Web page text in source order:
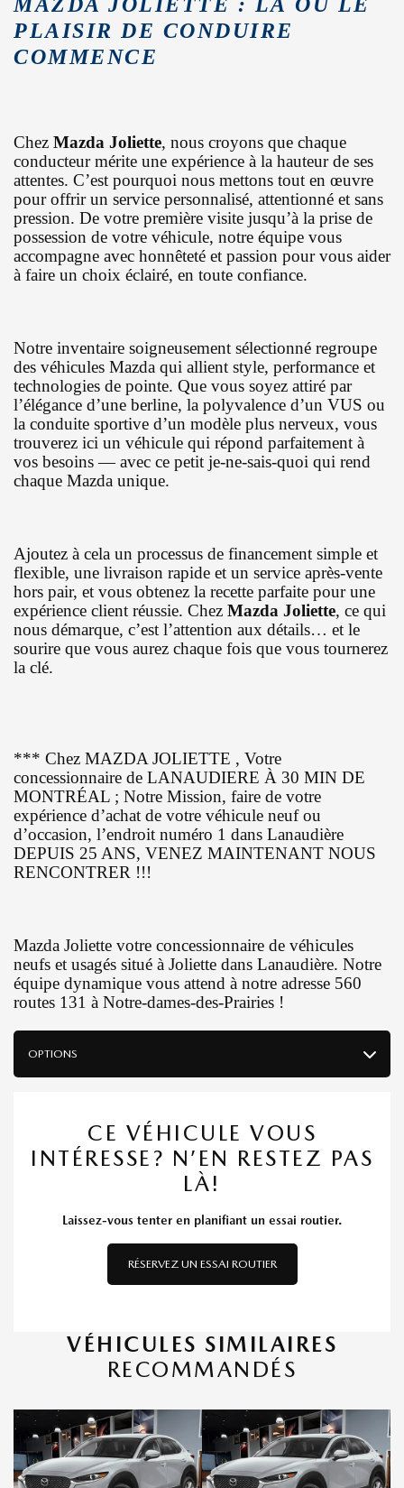
PLAISIR DE CONDUIRE
COMMENCE
Chez Mazda Joliette, nous croyons que chaque
conducteur mérite une expérience à la hauteur de ses
attentes. C’est pourquoi nous mettons tout en œuvre
pour offrir un service personnalisé, attentionné et sans
pression. De votre première visite jusqu’à la prise de
possession de votre véhicule, notre équipe vous
accompagne avec honnêteté et passion pour vous aider
à faire un choix éclairé, en toute confiance.
Notre inventaire soigneusement sélectionné regroupe
des véhicules Mazda qui allient style, performance et
technologies de pointe. Que vous soyez attiré par
l’élégance d’une berline, la polyvalence d’un VUS ou
la conduite sportive d’un modèle plus nerveux, vous
trouverez ici un véhicule qui répond parfaitement à
vos besoins — avec ce petit je-ne-sais-quoi qui rend
chaque Mazda unique.
Ajoutez à cela un processus de financement simple et
flexible, une livraison rapide et un service après-vente
hors pair, et vous obtenez la recette parfaite pour une
expérience client réussie. Chez Mazda Joliette, ce qui
nous démarque, c’est l’attention aux détails… et le
sourire que vous aurez chaque fois que vous tournerez
la clé.
*** Chez MAZDA JOLIETTE , Votre
concessionnaire de LANAUDIERE À 30 MIN DE
MONTRÉAL ; Notre Mission, faire de votre
expérience d’achat de votre véhicule neuf ou
d’occasion, l’endroit numéro 1 dans Lanaudière
DEPUIS 25 ANS, VENEZ MAINTENANT NOUS
RENCONTRER !!!
Mazda Joliette votre concessionnaire de véhicules
neufs et usagés situé à Joliette dans Lanaudière. Notre
équipe dynamique vous attend à notre adresse 560
routes 131 à Notre-dames-des-Prairies !
OPTIONS
CE VÉHICULE VOUS
INTÉRESSE? N’EN RESTEZ PAS
LÀ!
Laissez-vous tenter en planifiant un essai routier.
RÉSERVEZ UN ESSAI ROUTIER
VÉHICULES SIMILAIRES
RECOMMANDÉS